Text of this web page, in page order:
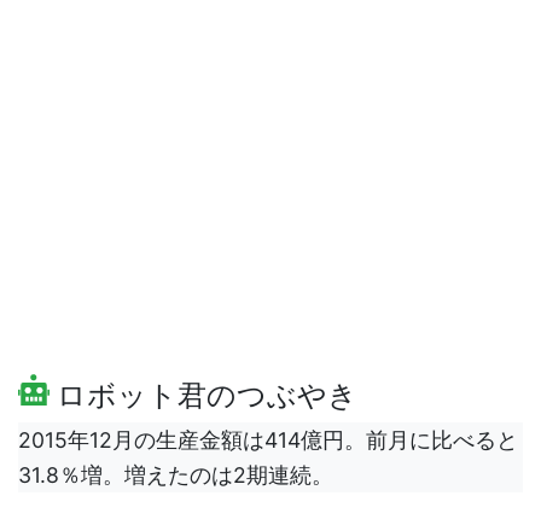
ロボット君のつぶやき
2015年12月の生産金額は414億円。前月に比べると
31.8％増。増えたのは2期連続。